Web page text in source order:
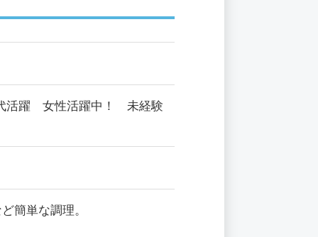
活躍 女性活躍中！ 未経験
簡単な調理。